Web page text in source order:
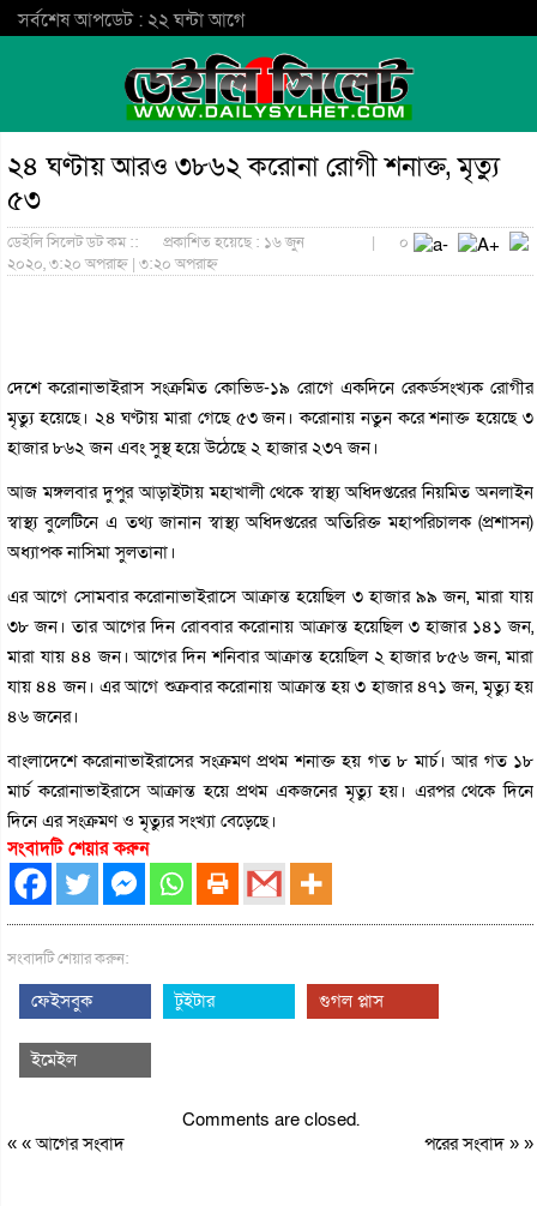
সর্বশেষ আপডেট : ২২ ঘন্টা আগে
২৪ ঘণ্টায় আরও ৩৮৬২ করোনা রোগী শনাক্ত, মৃত্যু
৫৩
ডেইলি সিলেট ডট কম ::
প্রকাশিত হয়েছে : ১৬ জুন
২০২০, ৩:২০ অপরাহ্ন | ৩:২০ অপরাহ্ন
| ০
দেশে করোনাভাইরাস সংক্রমিত কোভিড-১৯ রোগে একদিনে রেকর্ডসংখ্যক রোগীর
মৃত্যু হয়েছে। ২৪ ঘণ্টায় মারা গেছে ৫৩ জন। করোনায় নতুন করে শনাক্ত হয়েছে ৩
হাজার ৮৬২ জন এবং সুস্থ হয়ে উঠেছে ২ হাজার ২৩৭ জন।
আজ মঙ্গলবার দুপুর আড়াইটায় মহাখালী থেকে স্বাস্থ্য অধিদপ্তরের নিয়মিত অনলাইন
স্বাস্থ্য বুলেটিনে এ তথ্য জানান স্বাস্থ্য অধিদপ্তরের অতিরিক্ত মহাপরিচালক (প্রশাসন)
অধ্যাপক নাসিমা সুলতানা।
এর আগে সোমবার করোনাভাইরাসে আক্রান্ত হয়েছিল ৩ হাজার ৯৯ জন, মারা যায়
৩৮ জন। তার আগের দিন রোববার করোনায় আক্রান্ত হয়েছিল ৩ হাজার ১৪১ জন,
মারা যায় ৪৪ জন। আগের দিন শনিবার আক্রান্ত হয়েছিল ২ হাজার ৮৫৬ জন, মারা
যায় ৪৪ জন। এর আগে শুক্রবার করোনায় আক্রান্ত হয় ৩ হাজার ৪৭১ জন, মৃত্যু হয়
৪৬ জনের।
বাংলাদেশে করোনাভাইরাসের সংক্রমণ প্রথম শনাক্ত হয় গত ৮ মার্চ। আর গত ১৮
মার্চ করোনাভাইরাসে আক্রান্ত হয়ে প্রথম একজনের মৃত্যু হয়। এরপর থেকে দিনে
দিনে এর সংক্রমণ ও মৃত্যুর সংখ্যা বেড়েছে।
সংবাদটি শেয়ার করুন
সংবাদটি শেয়ার করুন:
ফেইসবুক টুইটার গুগল প্লাস
ইমেইল
Comments are closed.
« «আগের সংবাদ পরের সংবাদ» »